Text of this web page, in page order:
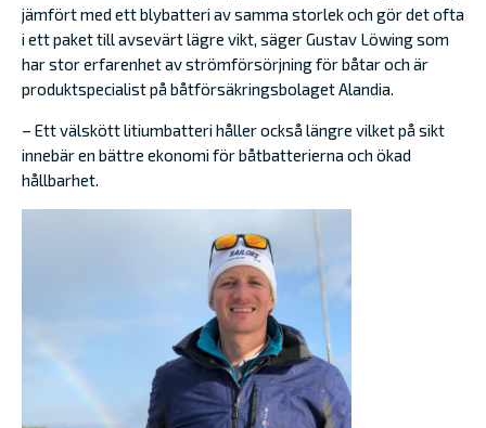
jämfört med ett blybatteri av samma storlek och gör det ofta
i ett paket till avsevärt lägre vikt, säger Gustav Löwing som
har stor erfarenhet av strömförsörjning för båtar och är
produktspecialist på båtförsäkringsbolaget Alandia.
– Ett välskött litiumbatteri håller också längre vilket på sikt
innebär en bättre ekonomi för båtbatterierna och ökad
hållbarhet.